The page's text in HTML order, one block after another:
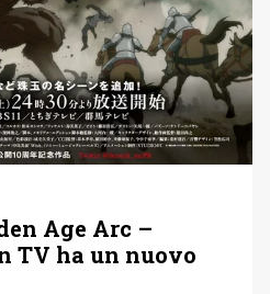
Age Arc –
TV ha un nuovo